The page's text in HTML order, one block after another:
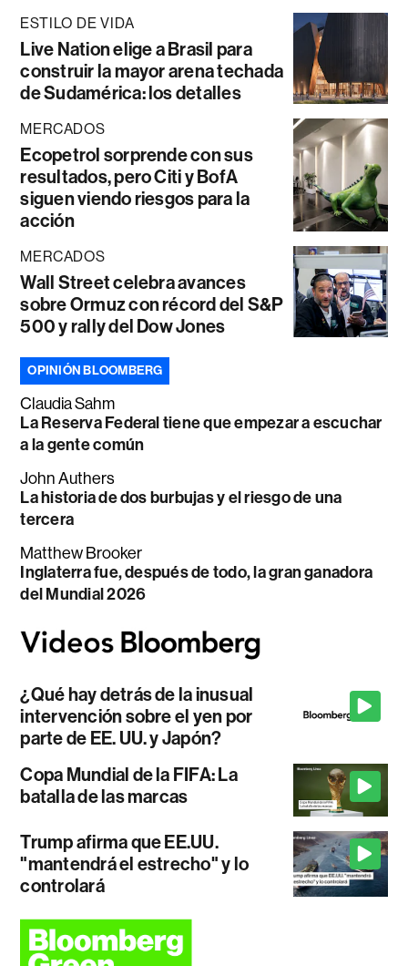
ESTILO DE VIDA
Live Nation elige a Brasil para
construir la mayor arena techada
de Sudamérica: los detalles
MERCADOS
Ecopetrol sorprende con sus
resultados, pero Citi y BofA
siguen viendo riesgos para la
acción
MERCADOS
Wall Street celebra avances
sobre Ormuz con récord del S&P
500 y rally del Dow Jones
OPINIÓN BLOOMBERG
Claudia Sahm
La Reserva Federal tiene que empezar a escuchar
a la gente común
John Authers
La historia de dos burbujas y el riesgo de una
tercera
Matthew Brooker
Inglaterra fue, después de todo, la gran ganadora
del Mundial 2026
¿Qué hay detrás de la inusual
intervención sobre el yen por
parte de EE. UU. y Japón?
Copa Mundial de la FIFA: La
batalla de las marcas
Trump afirma que EE.UU.
"mantendrá el estrecho" y lo
controlará